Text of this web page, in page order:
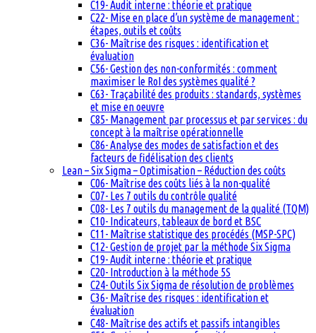
C19- Audit interne : théorie et pratique
C22- Mise en place d’un système de management :
étapes, outils et coûts
C36- Maîtrise des risques : identification et
évaluation
C56- Gestion des non-conformités : comment
maximiser le RoI des systèmes qualité ?
C63- Traçabilité des produits : standards, systèmes
et mise en oeuvre
C85- Management par processus et par services : du
concept à la maîtrise opérationnelle
C86- Analyse des modes de satisfaction et des
facteurs de fidélisation des clients
Lean – Six Sigma – Optimisation – Réduction des coûts
C06- Maîtrise des coûts liés à la non-qualité
C07- Les 7 outils du contrôle qualité
C08- Les 7 outils du management de la qualité (TQM)
C10- Indicateurs, tableaux de bord et BSC
C11- Maîtrise statistique des procédés (MSP-SPC)
C12- Gestion de projet par la méthode Six Sigma
C19- Audit interne : théorie et pratique
C20- Introduction à la méthode 5S
C24- Outils Six Sigma de résolution de problèmes
C36- Maîtrise des risques : identification et
évaluation
C48- Maîtrise des actifs et passifs intangibles